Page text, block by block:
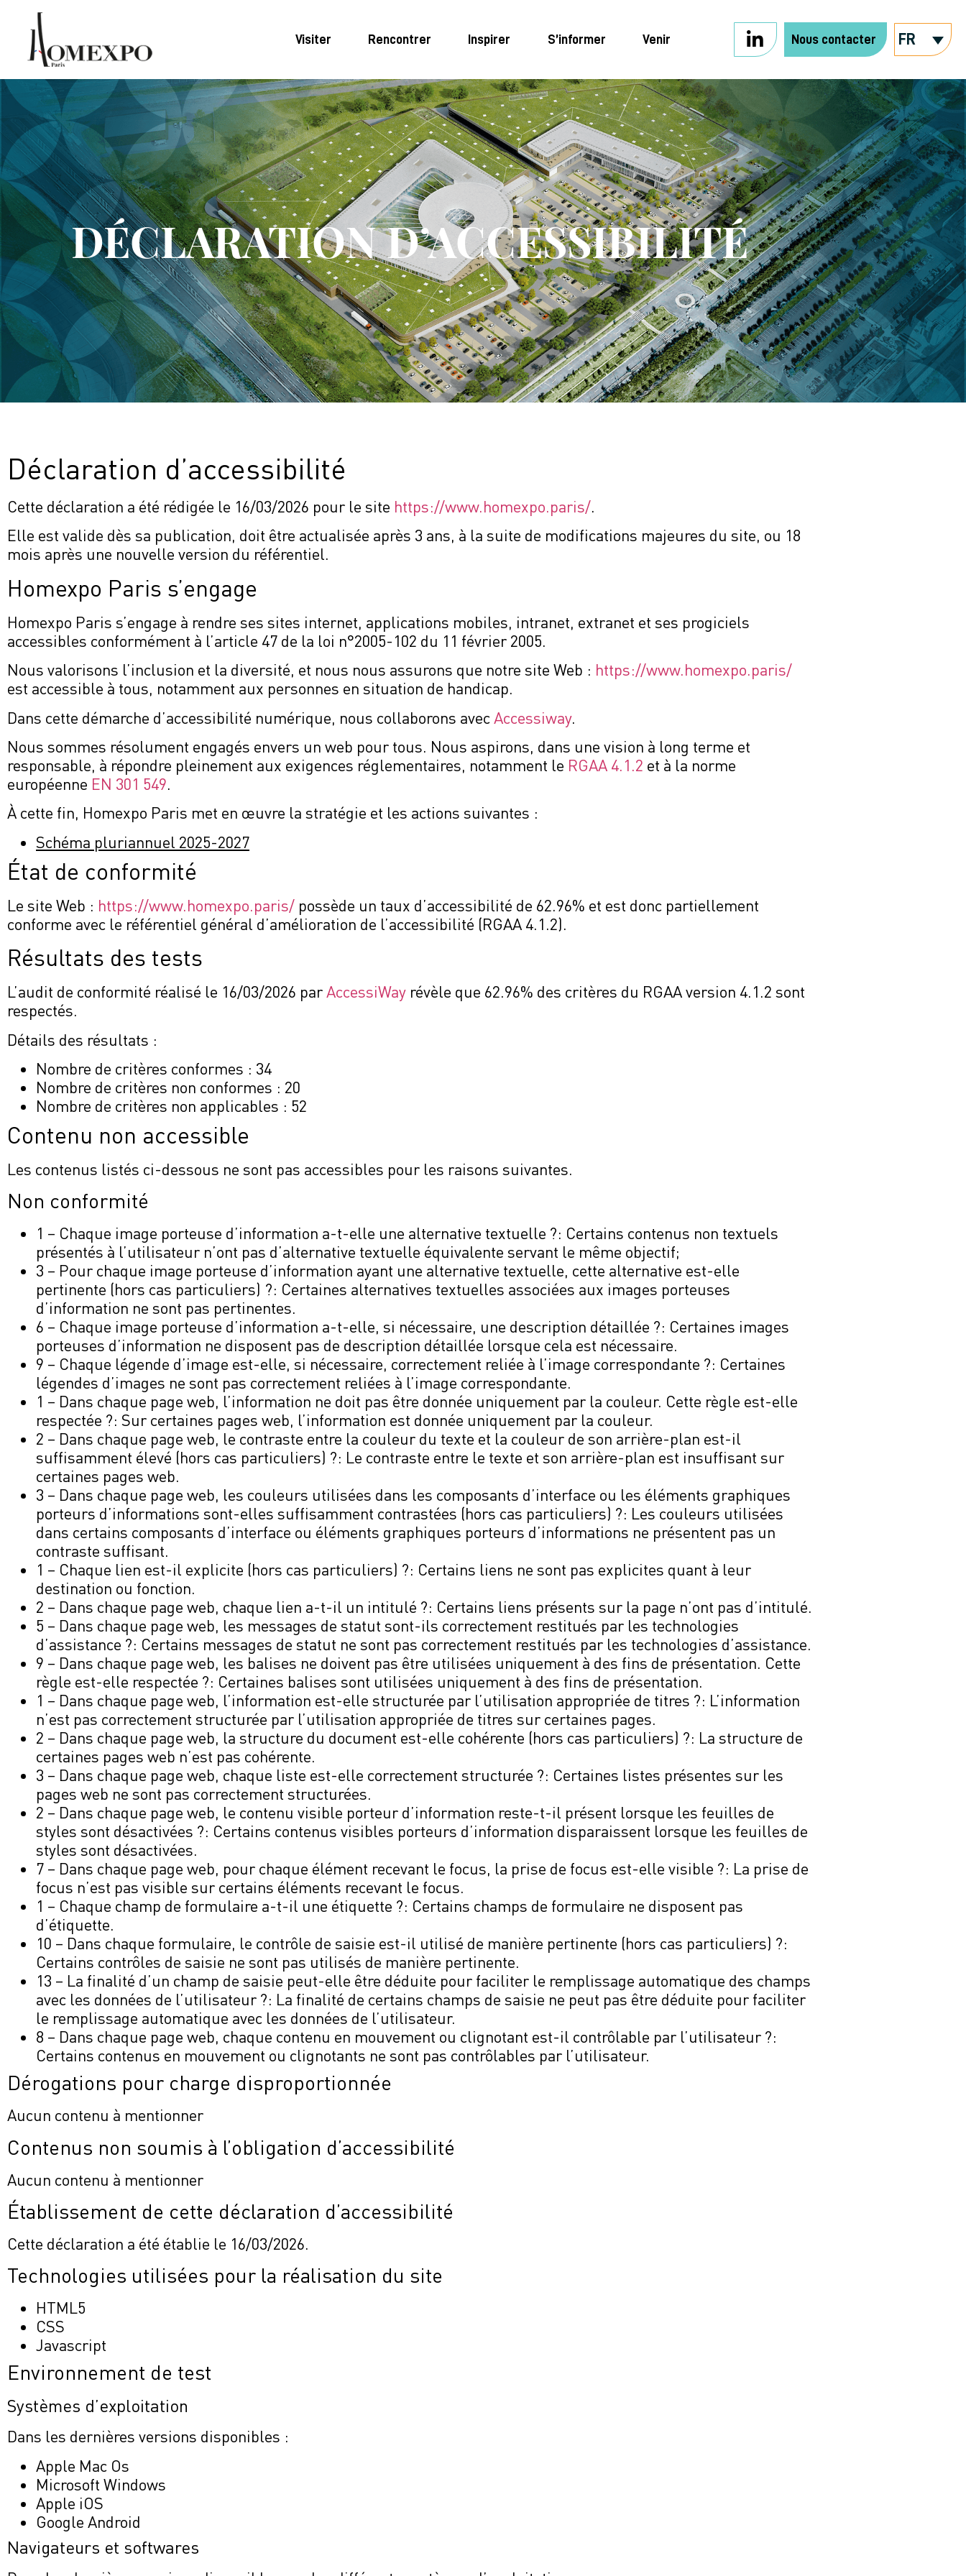
Visiter Rencontrer Inspirer S’informer Venir Nous contacter FR
DÉCLARATION D’ACCESSIBILITÉ
Déclaration d’accessibilité
Cette déclaration a été rédigée le 16/03/2026 pour le site https://www.homexpo.paris/.
Elle est valide dès sa publication, doit être actualisée après 3 ans, à la suite de modifications majeures du site, ou 18
mois après une nouvelle version du référentiel.
Homexpo Paris s’engage
Homexpo Paris s’engage à rendre ses sites internet, applications mobiles, intranet, extranet et ses progiciels
accessibles conformément à l’article 47 de la loi n°2005-102 du 11 février 2005.
Nous valorisons l’inclusion et la diversité, et nous nous assurons que notre site Web : https://www.homexpo.paris/
est accessible à tous, notamment aux personnes en situation de handicap.
Dans cette démarche d’accessibilité numérique, nous collaborons avecAccessiway.
Nous sommes résolument engagés envers un web pour tous. Nous aspirons, dans une vision à long terme et
responsable, à répondre pleinement aux exigences réglementaires, notamment le RGAA 4.1.2 et à la norme
européenne EN 301 549.
À cette fin, Homexpo Paris met en œuvre la stratégie et les actions suivantes :
Schéma pluriannuel 2025-2027
État de conformité
Le site Web : https://www.homexpo.paris/ possède un taux d’accessibilité de 62.96% et est donc partiellement
conforme avec le référentiel général d’amélioration de l’accessibilité (RGAA 4.1.2).
Résultats des tests
L’audit de conformité réalisé le 16/03/2026 parAccessiWay révèle que 62.96% des critères du RGAA version 4.1.2 sont
respectés.
Détails des résultats :
Nombre de critères conformes : 34
Nombre de critères non conformes : 20
Nombre de critères non applicables : 52
Contenu non accessible
Les contenus listés ci-dessous ne sont pas accessibles pour les raisons suivantes.
Non conformité
1 – Chaque image porteuse d’information a-t-elle une alternative textuelle ?: Certains contenus non textuels
présentés à l’utilisateur n’ont pas d’alternative textuelle équivalente servant le même objectif;
3 – Pour chaque image porteuse d’information ayant une alternative textuelle, cette alternative est-elle
pertinente (hors cas particuliers) ?: Certaines alternatives textuelles associées aux images porteuses
d’information ne sont pas pertinentes.
6 – Chaque image porteuse d’information a-t-elle, si nécessaire, une description détaillée ?: Certaines images
porteuses d’information ne disposent pas de description détaillée lorsque cela est nécessaire.
9 – Chaque légende d’image est-elle, si nécessaire, correctement reliée à l’image correspondante ?: Certaines
légendes d’images ne sont pas correctement reliées à l’image correspondante.
1 – Dans chaque page web, l’information ne doit pas être donnée uniquement par la couleur. Cette règle est-elle
respectée ?: Sur certaines pages web, l’information est donnée uniquement par la couleur.
2 – Dans chaque page web, le contraste entre la couleur du texte et la couleur de son arrière-plan est-il
suffisamment élevé (hors cas particuliers) ?: Le contraste entre le texte et son arrière-plan est insuffisant sur
certaines pages web.
3 – Dans chaque page web, les couleurs utilisées dans les composants d’interface ou les éléments graphiques
porteurs d’informations sont-elles suffisamment contrastées (hors cas particuliers) ?: Les couleurs utilisées
dans certains composants d’interface ou éléments graphiques porteurs d’informations ne présentent pas un
contraste suffisant.
1 – Chaque lien est-il explicite (hors cas particuliers) ?: Certains liens ne sont pas explicites quant à leur
destination ou fonction.
2 – Dans chaque page web, chaque lien a-t-il un intitulé ?: Certains liens présents sur la page n’ont pas d’intitulé.
5 – Dans chaque page web, les messages de statut sont-ils correctement restitués par les technologies
d’assistance ?: Certains messages de statut ne sont pas correctement restitués par les technologies d’assistance.
9 – Dans chaque page web, les balises ne doivent pas être utilisées uniquement à des fins de présentation. Cette
règle est-elle respectée ?: Certaines balises sont utilisées uniquement à des fins de présentation.
1 – Dans chaque page web, l’information est-elle structurée par l’utilisation appropriée de titres ?: L’information
n’est pas correctement structurée par l’utilisation appropriée de titres sur certaines pages.
2 – Dans chaque page web, la structure du document est-elle cohérente (hors cas particuliers) ?: La structure de
certaines pages web n’est pas cohérente.
3 – Dans chaque page web, chaque liste est-elle correctement structurée ?: Certaines listes présentes sur les
pages web ne sont pas correctement structurées.
2 – Dans chaque page web, le contenu visible porteur d’information reste-t-il présent lorsque les feuilles de
styles sont désactivées ?: Certains contenus visibles porteurs d’information disparaissent lorsque les feuilles de
styles sont désactivées.
7 – Dans chaque page web, pour chaque élément recevant le focus, la prise de focus est-elle visible ?: La prise de
focus n’est pas visible sur certains éléments recevant le focus.
1 – Chaque champ de formulaire a-t-il une étiquette ?: Certains champs de formulaire ne disposent pas
d’étiquette.
10 – Dans chaque formulaire, le contrôle de saisie est-il utilisé de manière pertinente (hors cas particuliers) ?:
Certains contrôles de saisie ne sont pas utilisés de manière pertinente.
13 – La finalité d’un champ de saisie peut-elle être déduite pour faciliter le remplissage automatique des champs
avec les données de l’utilisateur ?: La finalité de certains champs de saisie ne peut pas être déduite pour faciliter
le remplissage automatique avec les données de l’utilisateur.
8 – Dans chaque page web, chaque contenu en mouvement ou clignotant est-il contrôlable par l’utilisateur ?:
Certains contenus en mouvement ou clignotants ne sont pas contrôlables par l’utilisateur.
Dérogations pour charge disproportionnée
Aucun contenu à mentionner
Contenus non soumis à l’obligation d’accessibilité
Aucun contenu à mentionner
Établissement de cette déclaration d’accessibilité
Cette déclaration a été établie le 16/03/2026.
Technologies utilisées pour la réalisation du site
HTML5
CSS
Javascript
Environnement de test
Systèmes d’exploitation
Dans les dernières versions disponibles :
Apple Mac Os
Microsoft Windows
Apple iOS
Google Android
Navigateurs et softwares